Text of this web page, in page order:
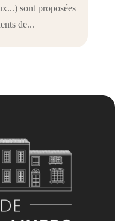
sont proposées
de...